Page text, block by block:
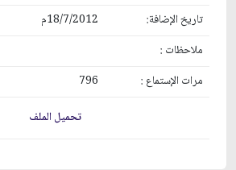
تاريخ الإضافة:
18/7/2012م
ملاحظات :
مرات الإستماع :
796
تحميل الملف